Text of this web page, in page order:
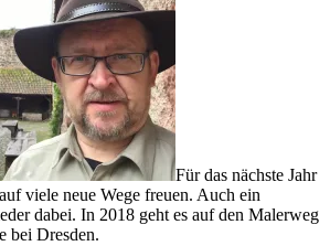
Für das nächste Jahr
viele neue Wege freuen. Auch ein
dabei. In 2018 geht es auf den Malerweg
bei Dresden.